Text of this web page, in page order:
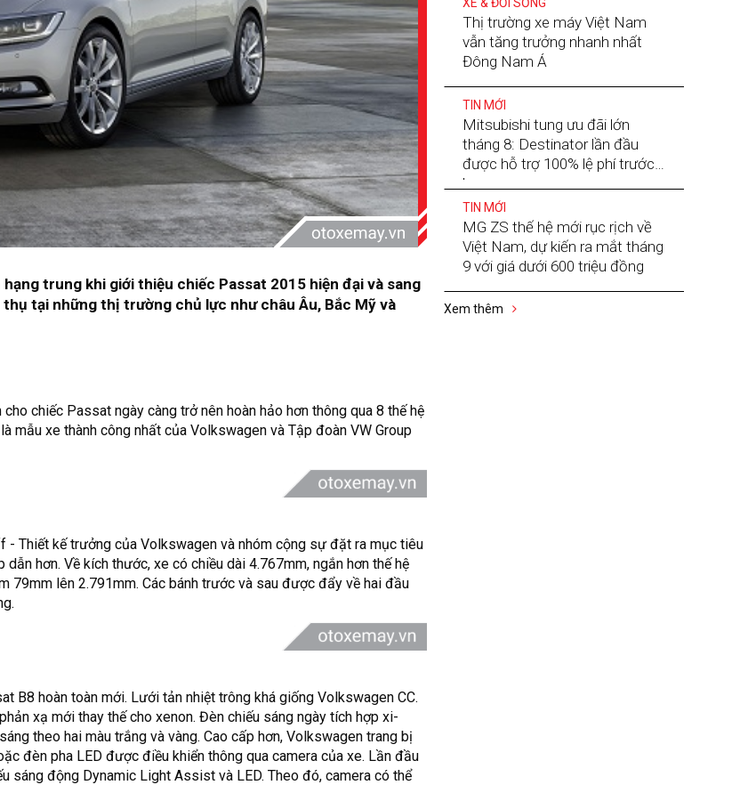
trung khi giới thiệu chiếc Passat 2015 hiện đại và sang
tại những thị trường chủ lực như châu Âu, Bắc Mỹ và
chiếc Passat ngày càng trở nên hoàn hảo hơn thông qua 8 thế hệ
mẫu xe thành công nhất của Volkswagen và Tập đoàn VW Group
- Thiết kế trưởng của Volkswagen và nhóm cộng sự đặt ra mục tiêu
hơn. Về kích thước, xe có chiều dài 4.767mm, ngắn hơn thế hệ
79mm lên 2.791mm. Các bánh trước và sau được đẩy về hai đầu
B8 hoàn toàn mới. Lưới tản nhiệt trông khá giống Volkswagen CC.
xạ mới thay thế cho xenon. Đèn chiếu sáng ngày tích hợp xi-
theo hai màu trắng và vàng. Cao cấp hơn, Volkswagen trang bị
đèn pha LED được điều khiển thông qua camera của xe. Lần đầu
sáng động Dynamic Light Assist và LED. Theo đó, camera có thể
Thị trường xe máy Việt Nam
vẫn tăng trưởng nhanh nhất
Đông Nam Á
TIN MỚI
Mitsubishi tung ưu đãi lớn
tháng 8: Destinator lần đầu
được hỗ trợ 100% lệ phí trước
bạ
TIN MỚI
MG ZS thế hệ mới rục rịch về
Việt Nam, dự kiến ra mắt tháng
9 với giá dưới 600 triệu đồng
Xem thêm